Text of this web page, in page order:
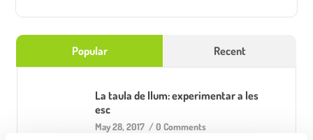
Popular Recent
La taula de llum: experimentar a les
esc
May 28, 2017 /0 Comments